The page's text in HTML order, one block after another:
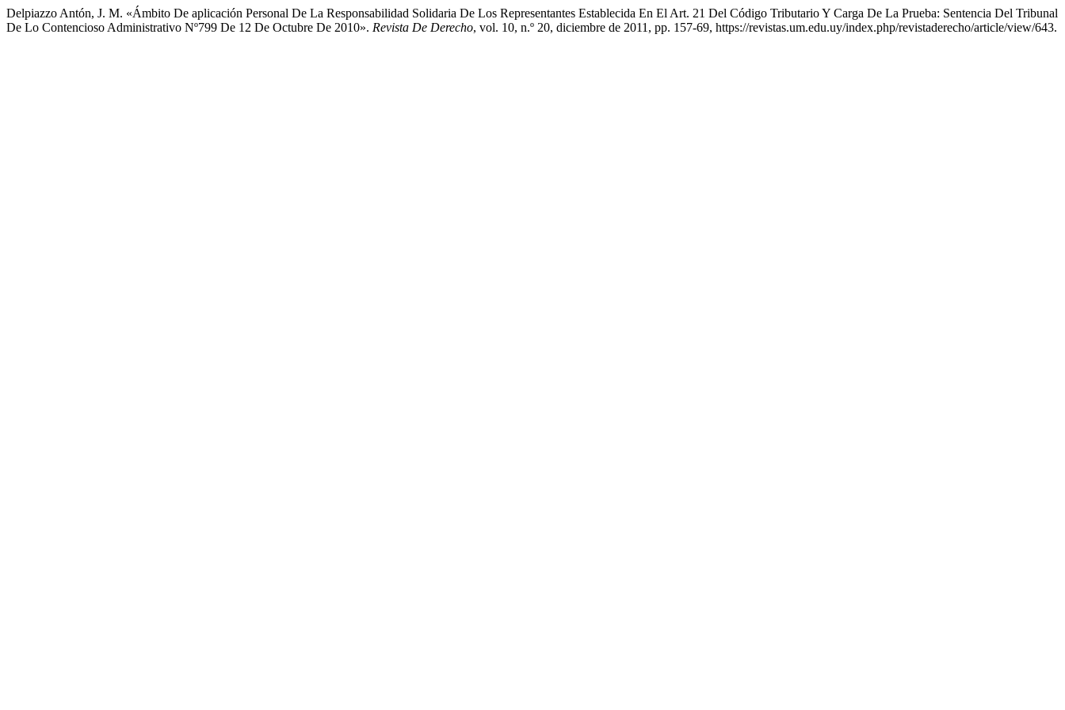
Delpiazzo Antón, J. M. «Ámbito De aplicación Personal De La Responsabilidad Solidaria De Los Representantes Establecida En El Art. 21 Del Código Tributario Y Carga De La Prueba: Sentencia Del Tribunal
De Lo Contencioso Administrativo Nº799 De 12 De Octubre De 2010». Revista De Derecho, vol. 10, n.º 20, diciembre de 2011, pp. 157-69, https://revistas.um.edu.uy/index.php/revistaderecho/article/view/643.